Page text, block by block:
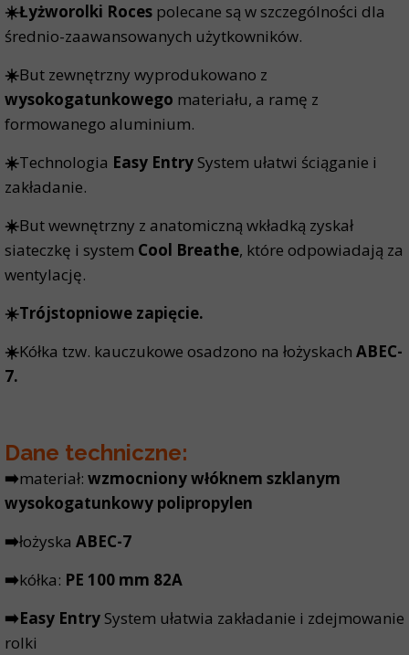
☀️Łyżworolki Roces polecane są w szczególności dla
średnio-zaawansowanych użytkowników.
☀️But zewnętrzny wyprodukowano z
wysokogatunkowego materiału, a ramę z
formowanego aluminium.
☀️Technologia Easy Entry System ułatwi ściąganie i
zakładanie.
☀️But wewnętrzny z anatomiczną wkładką zyskał
siateczkę i system Cool Breathe, które odpowiadają za
wentylację.
☀️Trójstopniowe zapięcie.
☀️Kółka tzw. kauczukowe osadzono na łożyskach ABEC-
7.
Dane techniczne:
➡️materiał: wzmocniony włóknem szklanym
wysokogatunkowy polipropylen
➡️łożyska ABEC-7
➡️kółka: PE 100 mm 82A
➡️Easy Entry System ułatwia zakładanie i zdejmowanie
rolki